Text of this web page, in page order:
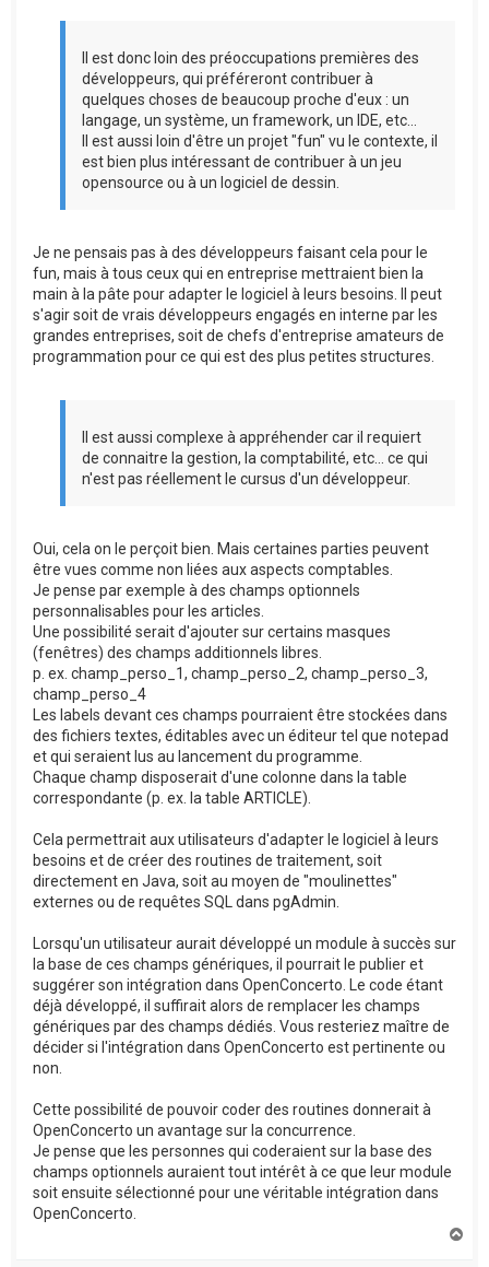
Il est donc loin des préoccupations premières des
développeurs, qui préféreront contribuer à
quelques choses de beaucoup proche d'eux : un
langage, un système, un framework, un IDE, etc...
Il est aussi loin d'être un projet "fun" vu le contexte, il
est bien plus intéressant de contribuer à un jeu
opensource ou à un logiciel de dessin.
Je ne pensais pas à des développeurs faisant cela pour le
fun, mais à tous ceux qui en entreprise mettraient bien la
main à la pâte pour adapter le logiciel à leurs besoins. Il peut
s'agir soit de vrais développeurs engagés en interne par les
grandes entreprises, soit de chefs d'entreprise amateurs de
programmation pour ce qui est des plus petites structures.
Il est aussi complexe à appréhender car il requiert
de connaitre la gestion, la comptabilité, etc... ce qui
n'est pas réellement le cursus d'un développeur.
Oui, cela on le perçoit bien. Mais certaines parties peuvent
être vues comme non liées aux aspects comptables.
Je pense par exemple à des champs optionnels
personnalisables pour les articles.
Une possibilité serait d'ajouter sur certains masques
(fenêtres) des champs additionnels libres.
p. ex. champ_perso_1, champ_perso_2, champ_perso_3,
champ_perso_4
Les labels devant ces champs pourraient être stockées dans
des fichiers textes, éditables avec un éditeur tel que notepad
et qui seraient lus au lancement du programme.
Chaque champ disposerait d'une colonne dans la table
correspondante (p. ex. la table ARTICLE).
Cela permettrait aux utilisateurs d'adapter le logiciel à leurs
besoins et de créer des routines de traitement, soit
directement en Java, soit au moyen de "moulinettes"
externes ou de requêtes SQL dans pgAdmin.
Lorsqu'un utilisateur aurait développé un module à succès sur
la base de ces champs génériques, il pourrait le publier et
suggérer son intégration dans OpenConcerto. Le code étant
déjà développé, il suffirait alors de remplacer les champs
génériques par des champs dédiés. Vous resteriez maître de
décider si l'intégration dans OpenConcerto est pertinente ou
non.
Cette possibilité de pouvoir coder des routines donnerait à
OpenConcerto un avantage sur la concurrence.
Je pense que les personnes qui coderaient sur la base des
champs optionnels auraient tout intérêt à ce que leur module
soit ensuite sélectionné pour une véritable intégration dans
OpenConcerto.